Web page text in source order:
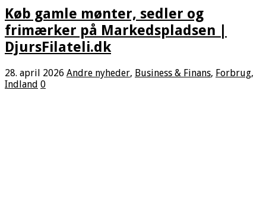
Køb gamle mønter, sedler og
frimærker på Markedspladsen |
DjursFilateli.dk
28. april 2026 Andre nyheder, Business & Finans, Forbrug,
Indland 0